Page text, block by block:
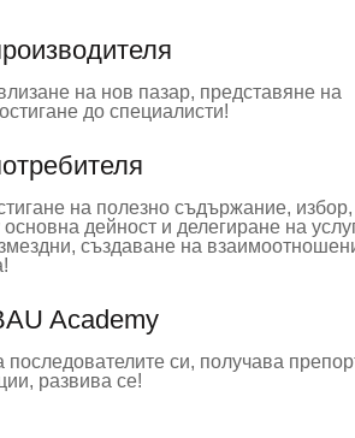
на нов пазар, представяне на
до специалисти!
на полезно съдържание, избор,
дейност и делегиране на
създаване на
Academy
последователите си, получава
развива се!